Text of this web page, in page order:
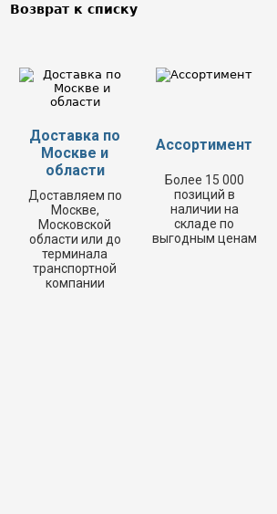
Возврат к списку
Доставка по
Москве и
области
Доставляем по
Москве,
Московской
области или до
терминала
транспортной
компании
Ассортимент
Более 15 000
позиций в
наличии на
складе по
выгодным ценам